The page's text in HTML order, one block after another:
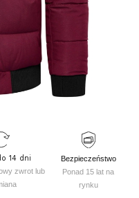
14 dni
zwrot lub
Bezpieczeństwo
Ponad 15 lat na
rynku